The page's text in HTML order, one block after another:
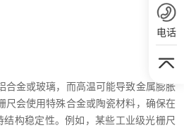
合金或玻璃，而高温可能导致金属膨胀
尺会使用特殊合金或陶瓷材料，确保在
构稳定性。例如，某些工业级光栅尺
电话